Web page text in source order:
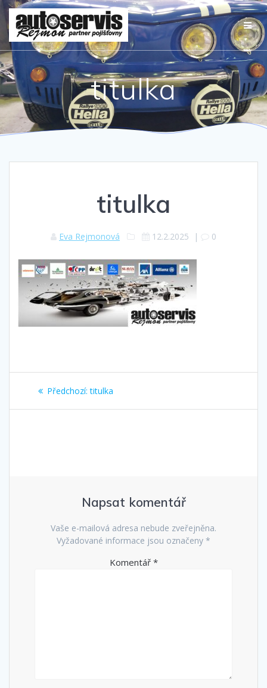
Přeskočit
na
obsah
titulka
titulka
Eva Rejmonová 12.2.2025 | 0
Navigace
pro
Předchozí: Předchozí
titulka
Napsat komentář
Vaše e-mailová adresa nebude zveřejněna.
Vyžadované informace jsou označeny *
Komentář *